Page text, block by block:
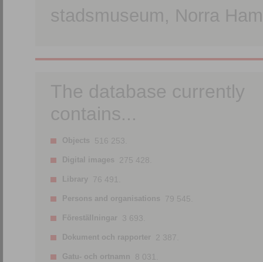
stadsmuseum, Norra
The database currently
contains...
Objects 516 253.
Digital images 275 428.
Library 76 491.
Persons and organisations 79 545.
Föreställningar 3 693.
Dokument och rapporter 2 387.
Gatu- och ortnamn 8 031.